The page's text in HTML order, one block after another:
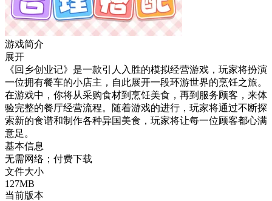
游戏简介
展开
《回乡创业记》是一款引人入胜的模拟经营游戏，玩家将扮演
一位拥有餐车的小店主，自此展开一段环游世界的烹饪之旅。
在游戏中，你将从采购食材到烹饪美食，再到服务顾客，来体
验完整的餐厅经营流程。随着游戏的进行，玩家将通过不断探
索新的食谱和制作各种异国美食，玩家将让每一位顾客都心满
意足。
基本信息
无需网络；付费下载
文件大小
127MB
当前版本